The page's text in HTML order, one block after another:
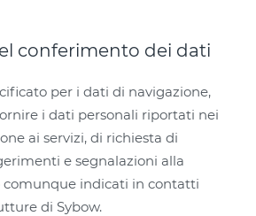
conferimento dei dati
per i dati di navigazione,
i dati personali riportati nei
ai servizi, di richiesta di
e segnalazioni alla
comunque indicati in contatti
di Sybow.